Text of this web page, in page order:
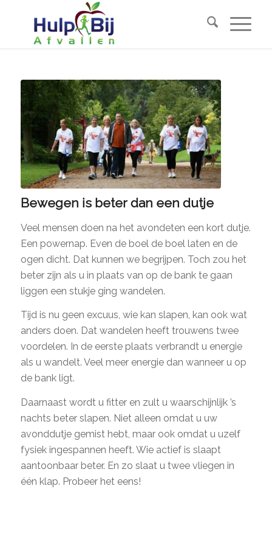
Bewegen is beter dan een dutje
Veel mensen doen na het avondeten een kort dutje.
Een powernap. Even de boel de boel laten en de
ogen dicht. Dat kunnen we begrijpen. Toch zou het
beter zijn als u in plaats van op de bank te gaan
liggen een stukje ging wandelen.
Tijd is nu geen excuus, wie kan slapen, kan ook wat
anders doen. Dat wandelen heeft trouwens twee
voordelen. In de eerste plaats verbrandt u energie
als u wandelt. Veel meer energie dan wanneer u op
de bank ligt.
Daarnaast wordt u fitter en zult u waarschijnlijk ’s
nachts beter slapen. Niet alleen omdat u uw
avonddutje gemist hebt, maar ook omdat u uzelf
fysiek ingespannen heeft. Wie actief is slaapt
aantoonbaar beter. En zo slaat u twee vliegen in
één klap. Probeer het eens!